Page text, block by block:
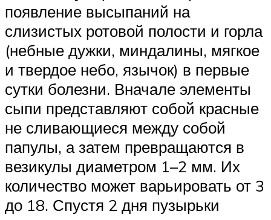
появление высыпаний на
слизистых ротовой полости и горла
(небные дужки, миндалины, мягкое
и твердое небо, язычок) в первые
сутки болезни. Вначале элементы
сыпи представляют собой красные
не сливающиеся между собой
папулы, а затем превращаются в
везикулы диаметром 1–2 мм. Их
количество может варьировать от 3
до 18. Спустя 2 дня пузырьки